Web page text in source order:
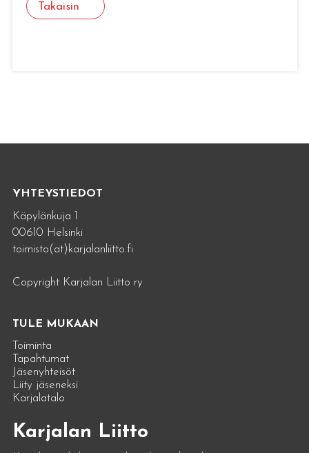
Takaisin
YHTEYSTIEDOT
Käpylänkuja 1
00610 Helsinki
toimisto(at)karjalanliitto.fi
Copyright Karjalan Liitto ry
TULE MUKAAN
Toiminta
Tapahtumat
Jäsenyhteisöt
Liity jäseneksi
Karjalatalo
Karjalan Liitto